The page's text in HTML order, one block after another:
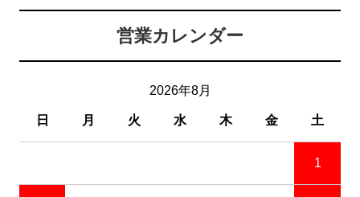
営業カレンダー
2026年8月
日 月 火 水 木 金 土
1